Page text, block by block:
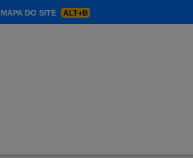
MAPA DO SITE ALT+B